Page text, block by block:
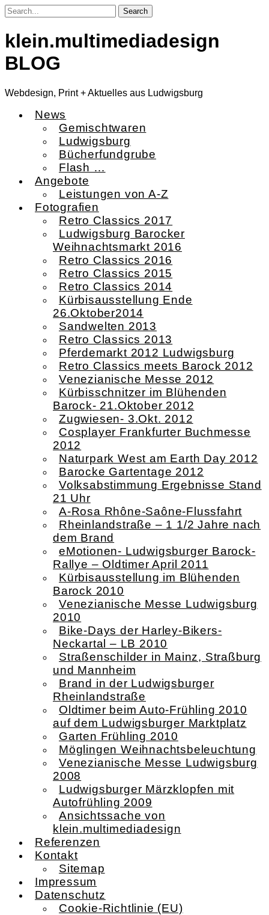
Skip
to
klein.multimediadesign
BLOG
Webdesign, Print + Aktuelles aus Ludwigsburg
News
Gemischtwaren
Ludwigsburg
Bücherfundgrube
Flash …
Angebote
Leistungen von A-Z
Fotografien
Retro Classics 2017
Ludwigsburg Barocker
Weihnachtsmarkt 2016
Retro Classics 2016
Retro Classics 2015
Retro Classics 2014
Kürbisausstellung Ende
26.Oktober2014
Sandwelten 2013
Retro Classics 2013
Pferdemarkt 2012 Ludwigsburg
Retro Classics meets Barock 2012
Venezianische Messe 2012
Kürbisschnitzer im Blühenden
Barock- 21.Oktober 2012
Zugwiesen- 3.Okt. 2012
Cosplayer Frankfurter Buchmesse
2012
Naturpark West am Earth Day 2012
Barocke Gartentage 2012
Volksabstimmung Ergebnisse Stand
21 Uhr
A-Rosa Rhône-Saône-Flussfahrt
Rheinlandstraße – 1 1/2 Jahre nach
dem Brand
eMotionen- Ludwigsburger Barock-
Rallye – Oldtimer April 2011
Kürbisausstellung im Blühenden
Barock 2010
Venezianische Messe Ludwigsburg
2010
Bike-Days der Harley-Bikers-
Neckartal – LB 2010
Straßenschilder in Mainz, Straßburg
und Mannheim
Brand in der Ludwigsburger
Rheinlandstraße
Oldtimer beim Auto-Frühling 2010
auf dem Ludwigsburger Marktplatz
Garten Frühling 2010
Möglingen Weihnachtsbeleuchtung
Venezianische Messe Ludwigsburg
2008
Ludwigsburger Märzklopfen mit
Autofrühling 2009
Ansichtssache von
klein.multimediadesign
Referenzen
Kontakt
Sitemap
Impressum
Datenschutz
Cookie-Richtlinie (EU)